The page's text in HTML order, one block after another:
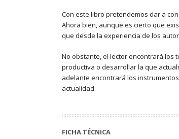
Con este libro pretendemos dar a
Ahora bien, aunque es cierto que
que desde la experiencia de los
No obstante, el lector encontrará los
productiva o desarrollar la que
adelante encontrará los
actualidad.
FICHA TÉCNICA